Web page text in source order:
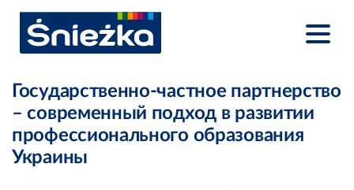
Государственно-частное партнерство
– современный подход в развитии
профессионального образования
Украины